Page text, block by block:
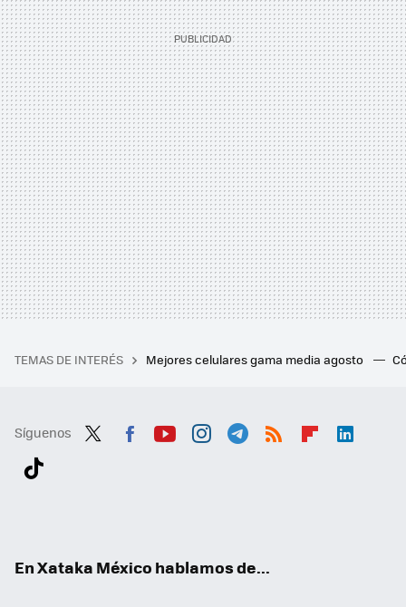
TEMAS DE INTERÉS Mejores celulares gama media agosto
Síguenos
En Xataka México hablamos de...